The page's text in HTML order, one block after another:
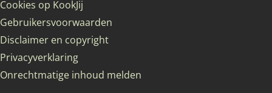
Cookies op KookJij
Gebruikersvoorwaarden
Disclaimer en copyright
Privacyverklaring
Onrechtmatige inhoud melden